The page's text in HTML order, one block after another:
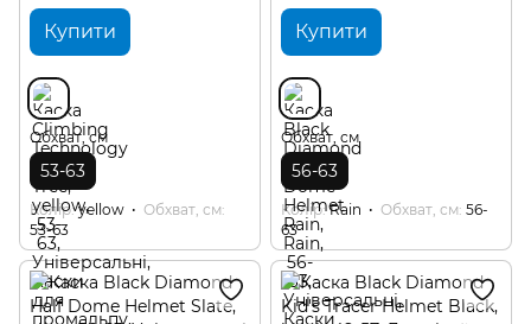
Купити
Обхват, см
53-63
Колір yellow
Обхват, см
53-63
Купити
Обхват, см
56-63
Колір Rain Обхват, см 56-
63